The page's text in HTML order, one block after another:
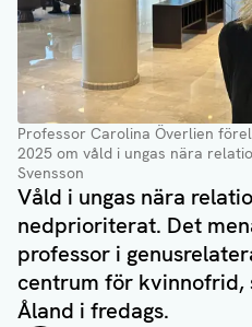
Professor Carolina Överlien
2025 om våld i ungas nära
Svensson
Våld i ungas nära
nedprioriterat. Det
professor i
centrum för kvinnofrid,
Åland i fredags.